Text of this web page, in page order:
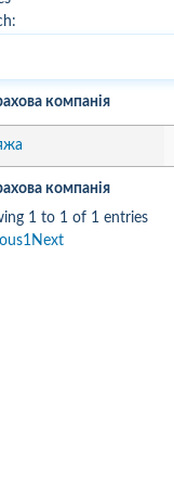
компанія
компанія
1 to 1 of 1 entries
1Next